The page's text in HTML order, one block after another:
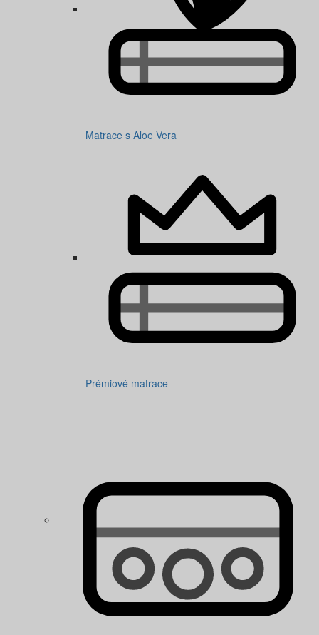
Matrace s Aloe Vera
Prémiové matrace